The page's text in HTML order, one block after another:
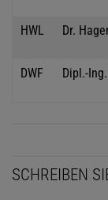
HWL Dr.
DWF Dipl.-
SCHREIBEN